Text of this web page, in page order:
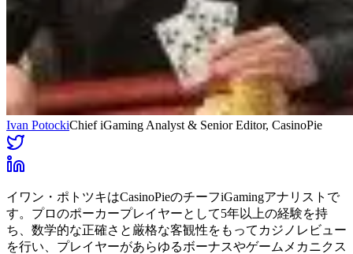
Ivan PotockiChief iGaming Analyst & Senior Editor, CasinoPie
イワン・ポトツキはCasinoPieのチーフiGamingアナリストで
す。プロのポーカープレイヤーとして5年以上の経験を持
ち、数学的な正確さと厳格な客観性をもってカジノレビュー
を行い、プレイヤーがあらゆるボーナスやゲームメカニクス